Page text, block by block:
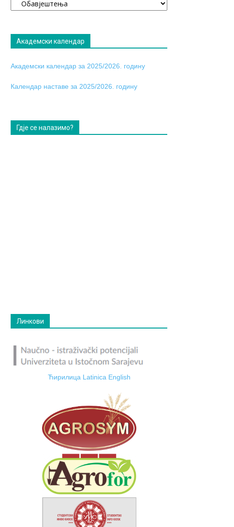
табла
Академски календар
Академски календар за 2025/2026. годину
Календар наставе за 2025/2026. годину
Гдје се налазимо?
Линкови
Ћирилица Latinica English